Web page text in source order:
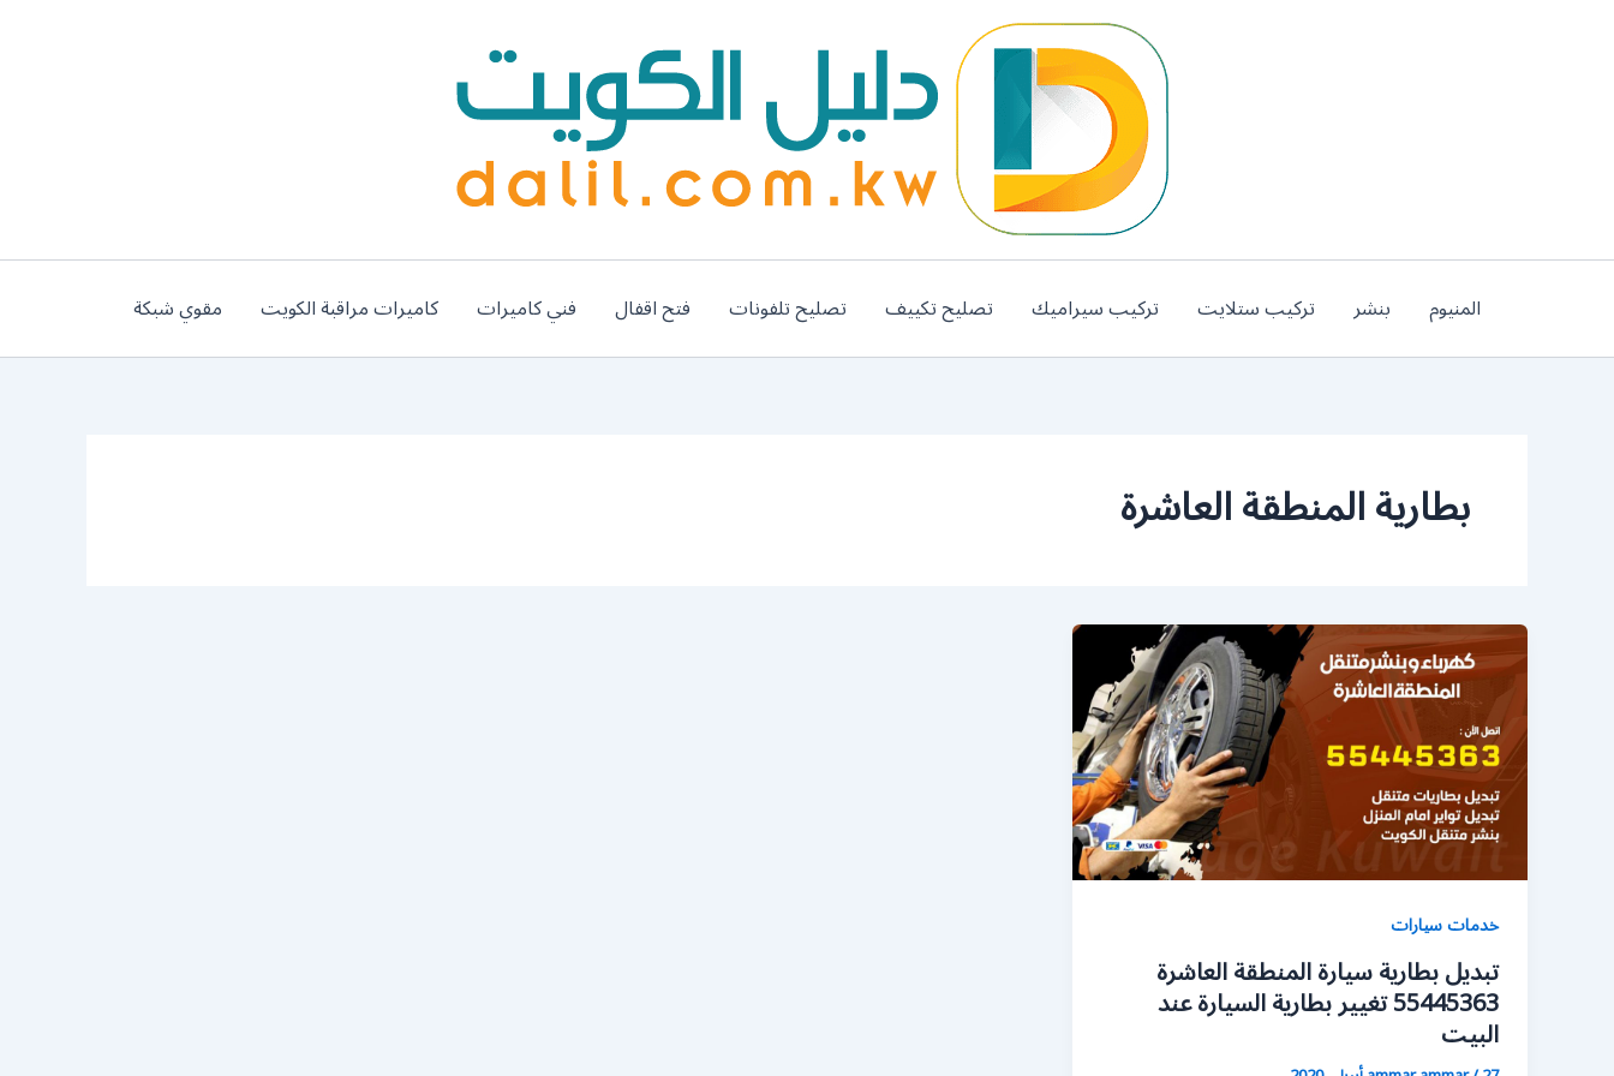
المنيوم بنشر تركيب ستلايت تركيب سيراميك تصليح تكييف تصليح تلفونات فتح اقفال فني كاميرات كاميرات مراقبة الكويت مقوي شبكة
بطارية المنطقة العاشرة
خدمات سيارات
تبديل بطارية سيارة المنطقة العاشرة
55445363 تغيير بطارية السيارة عند
البيت